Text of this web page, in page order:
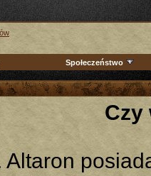
Społeczeństwo
Czy
Altaron